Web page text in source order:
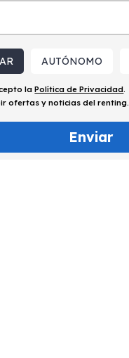
AUTÓNOMO
laPolítica de Privacidad.
ofertas y noticias del renting.